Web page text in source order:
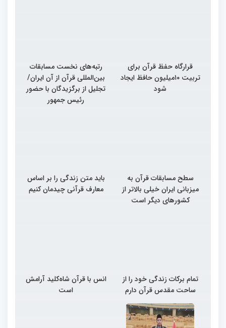
قرارگاه حفظ قرآن برای
تربیت ۱۰میلیون حافظ ایجاد
شود
رتبه‌های نخست مسابقات
بین‌المللی قرآن از آن ایران/
تجلیل از برگزیدگان با حضور
رئیس جمهور
سطح مسابقات قرآن به
میزبانی ایران خیلی بالاتر از
کشورهای دیگر است
باید متن زندگی را بر اساس
معارف قرآنی چیدمان کنیم
تمام برکات زندگی خود را از
ساحت مقدس قرآن دارم
انس با قرآن شاه‌کلید آرامش
است